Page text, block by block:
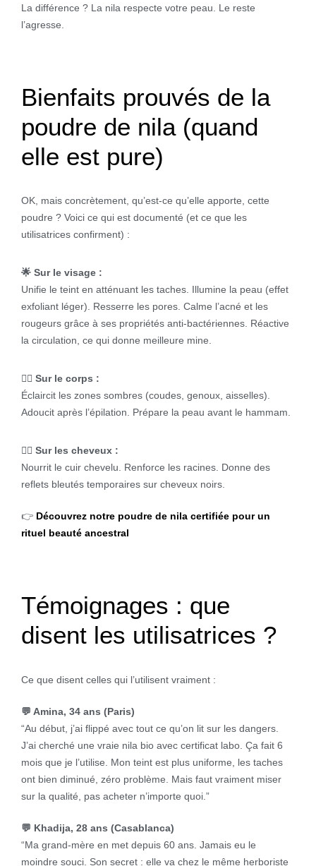
La différence ? La nila respecte votre peau. Le reste
l’agresse.
Bienfaits prouvés de la
poudre de nila (quand
elle est pure)
OK, mais concrètement, qu’est-ce qu’elle apporte, cette
poudre ? Voici ce qui est documenté (et ce que les
utilisatrices confirment) :
🌟 Sur le visage :
Unifie le teint en atténuant les taches. Illumine la peau (effet
exfoliant léger). Resserre les pores. Calme l’acné et les
rougeurs grâce à ses propriétés anti-bactériennes. Réactive
la circulation, ce qui donne meilleure mine.
💆‍♀️ Sur le corps :
Éclaircit les zones sombres (coudes, genoux, aisselles).
Adoucit après l’épilation. Prépare la peau avant le hammam.
💇‍♀️ Sur les cheveux :
Nourrit le cuir chevelu. Renforce les racines. Donne des
reflets bleutés temporaires sur cheveux noirs.
👉 Découvrez notre poudre de nila certifiée pour un
rituel beauté ancestral
Témoignages : que
disent les utilisatrices ?
Ce que disent celles qui l’utilisent vraiment :
💬 Amina, 34 ans (Paris)
“Au début, j’ai flippé avec tout ce qu’on lit sur les dangers.
J’ai cherché une vraie nila bio avec certificat labo. Ça fait 6
mois que je l’utilise. Mon teint est plus uniforme, les taches
ont bien diminué, zéro problème. Mais faut vraiment miser
sur la qualité, pas acheter n’importe quoi.”
💬 Khadija, 28 ans (Casablanca)
“Ma grand-mère en met depuis 60 ans. Jamais eu le
moindre souci. Son secret : elle va chez le même herboriste